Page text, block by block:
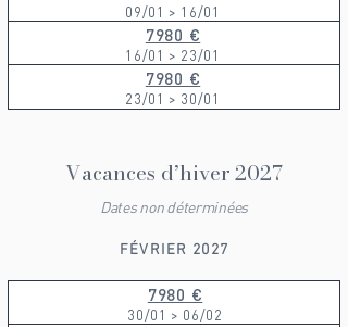
09/01 > 16/01
7980 €
16/01 > 23/01
7980 €
23/01 > 30/01
Vacances d’hiver 2027
Dates non déterminées
FÉVRIER 2027
7980 €
30/01 > 06/02